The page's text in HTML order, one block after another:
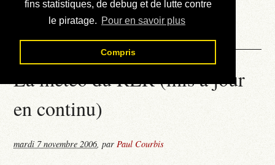
fins statistiques, de debug et de lutte contre
le piratage. Pour en savoir plus
Compris
Téléchargement
Contact
La météo du RER (mis à jour
en continu)
mardi 7 novembre 2006,parPaul Courbis